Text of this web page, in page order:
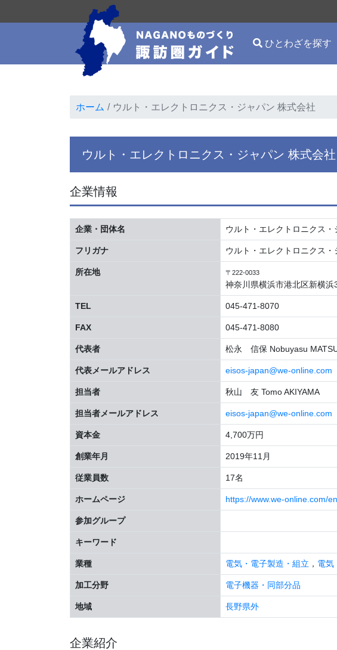
ひとわざを探す
ホーム ウルト・エレクトロニクス・ジャパン 株式会社
ウルト・エレクトロニクス・ジャパン 株式会社
企業情報
企業・団体名 ウルト・エレクトロニクス
フリガナ ウルト・エレクトロニクス・
所在地 〒222-0033
神奈川県横浜市港北区新横
TEL 045-471-8070
FAX 045-471-8080
代表者 松永 信保 Nobuyasu
代表メールアドレス eisos-japan@we-online.com
担当者 秋山 友 Tomo AKIYAMA
担当者メールアドレス eisos-japan@we-online.com
資本金 4,700万円
創業年月 2019年11月
従業員数 17名
ホームページ https://www.we-online.com/
参加グループ
キーワード
業種 電気・電子製造・組立 ， 電気
加工分野 電子機器・同部分品
地域 長野県外
企業紹介